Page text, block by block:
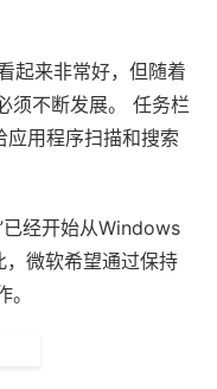
起来非常好，但随着
须不断发展。 任务栏
应用程序扫描和搜索
已经开始从Windows
微软希望通过保持
。